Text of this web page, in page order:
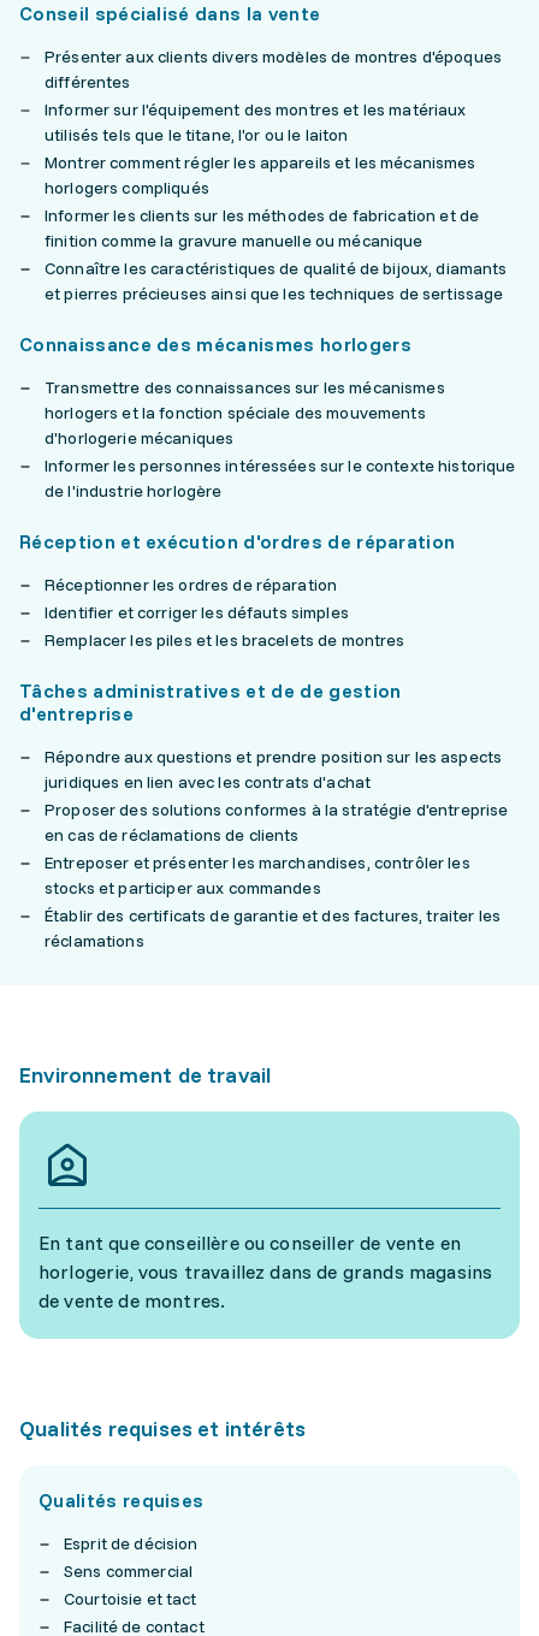
Conseil spécialisé dans la vente
Présenter aux clients divers modèles de montres d'époques
différentes
Informer sur l'équipement des montres et les matériaux
utilisés tels que le titane, l'or ou le laiton
Montrer comment régler les appareils et les mécanismes
horlogers compliqués
Informer les clients sur les méthodes de fabrication et de
finition comme la gravure manuelle ou mécanique
Connaître les caractéristiques de qualité de bijoux, diamants
et pierres précieuses ainsi que les techniques de sertissage
Connaissance des mécanismes horlogers
Transmettre des connaissances sur les mécanismes
horlogers et la fonction spéciale des mouvements
d'horlogerie mécaniques
Informer les personnes intéressées sur le contexte historique
de l'industrie horlogère
Réception et exécution d'ordres de réparation
Réceptionner les ordres de réparation
Identifier et corriger les défauts simples
Remplacer les piles et les bracelets de montres
Tâches administratives et de de gestion
d'entreprise
Répondre aux questions et prendre position sur les aspects
juridiques en lien avec les contrats d'achat
Proposer des solutions conformes à la stratégie d'entreprise
en cas de réclamations de clients
Entreposer et présenter les marchandises, contrôler les
stocks et participer aux commandes
Établir des certificats de garantie et des factures, traiter les
réclamations
Environnement de travail
En tant que conseillère ou conseiller de vente en
horlogerie, vous travaillez dans de grands magasins
de vente de montres.
Qualités requises et intérêts
Qualités requises
Esprit de décision
Sens commercial
Courtoisie et tact
Facilité de contact